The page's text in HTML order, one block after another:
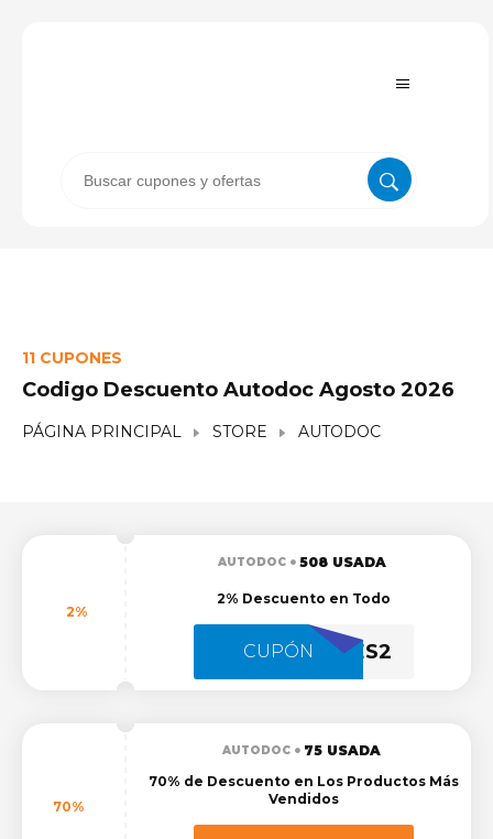
11 CUPONES
Codigo Descuento Autodoc Agosto 2026
PÁGINA PRINCIPAL STORE AUTODOC
2%
AUTODOC 508 USADA
2% Descuento en Todo
CUPÓNGAINSES2
70%
AUTODOC
75 USADA
70% de Descuento en Los Productos Más
Vendidos